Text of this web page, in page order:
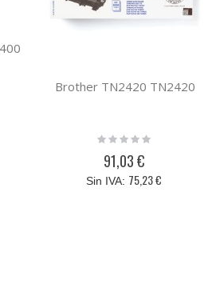
Brother TN2420 TN2420
Rating:
91,03 €
75,23 €